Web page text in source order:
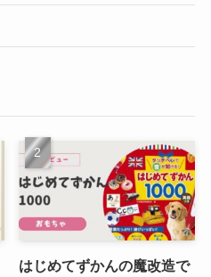
はじめてずかんの魔改造で